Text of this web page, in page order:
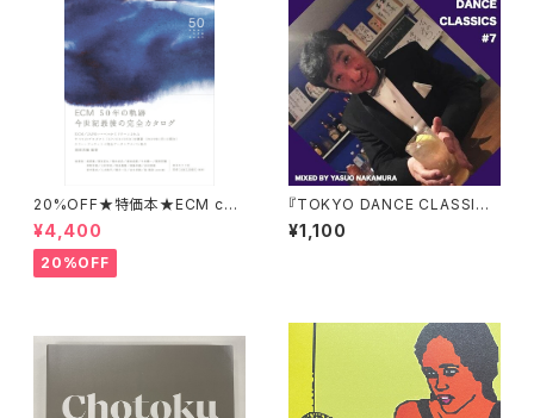
20%OFF★特価本★ECM cat
alog 増補改訂版／50th Anni
versary 稲岡邦彌 編著 revi
sed edition
¥4,400
20%OFF
『TOKYO DANCE CLASSICS
#7』Mixed by 中村保夫
¥1,100